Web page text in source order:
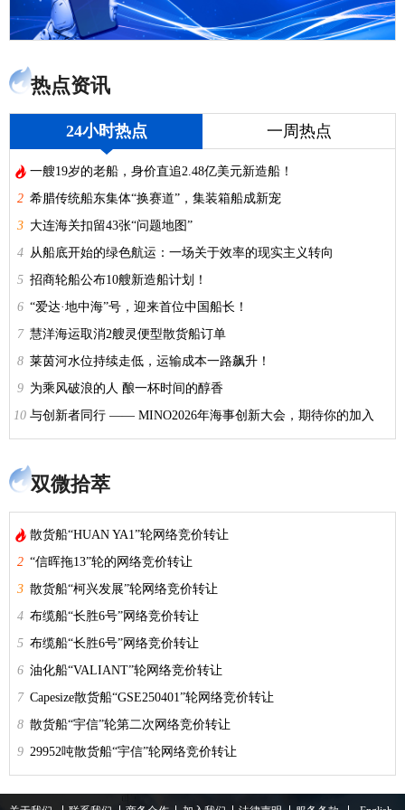
热点资讯
24小时热点 一周热点
 一艘19岁的老船，身价直追2.48亿美元新造船！
2 希腊传统船东集体“换赛道”，集装箱船成新宠
3 大连海关扣留43张“问题地图”
4 从船底开始的绿色航运：一场关于效率的现实主义转向
5 招商轮船公布10艘新造船计划！
6 “爱达·地中海”号，迎来首位中国船长！
7 慧洋海运取消2艘灵便型散货船订单
8 莱茵河水位持续走低，运输成本一路飙升！
9 为乘风破浪的人 酿一杯时间的醇香
10 与创新者同行 —— MINO2026年海事创新大会，期待你的加入
双微拾萃
 散货船“HUAN YA1”轮网络竞价转让
2 “信晖拖13”轮的网络竞价转让
3 散货船“柯兴发展”轮网络竞价转让
4 布缆船“长胜6号”网络竞价转让
5 布缆船“长胜6号”网络竞价转让
6 油化船“VALIANT”轮网络竞价转让
7 Capesize散货船“GSE250401”轮网络竞价转让
8 散货船“宇信”轮第二次网络竞价转让
9 29952吨散货船“宇信”轮网络竞价转让